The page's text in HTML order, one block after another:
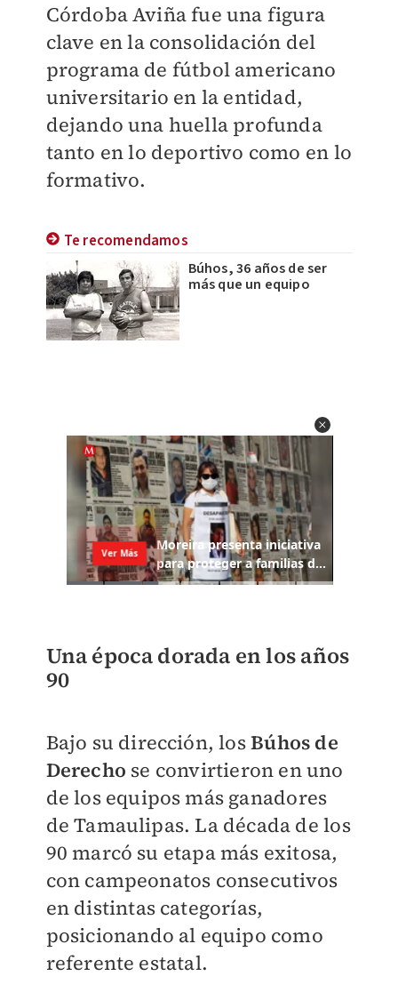
Córdoba Aviña fue una figura
clave en la consolidación del
programa de fútbol americano
universitario en la entidad,
dejando una huella profunda
tanto en lo deportivo como en lo
formativo.
Te recomendamos
Búhos, 36 años de ser
más que un equipo
Una época dorada en los años
90
Bajo su dirección, losBúhos de
Derecho se convirtieron en uno
de los equipos más ganadores
de Tamaulipas. La década de los
90 marcó su etapa más exitosa,
con campeonatos consecutivos
en distintas categorías,
posicionando al equipo como
referente estatal.